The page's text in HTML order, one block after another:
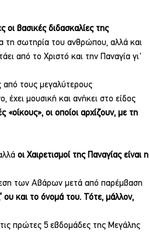
οι βασικές διδασκαλίες της
τη σωτηρία του ανθρώπου, αλλά και
από το Χριστό και την Παναγία γι'
από τους μεγαλύτερους
μουσική και ανήκει στο είδος
«οίκους», οι οποίοι αρχίζουν, με τη
οι Χαιρετισμοί της Παναγίας είναι η
των Αβάρων μετά από παρέμβαση
ου και το όνομά του. Τότε, μάλλον,
τις πρώτες 5 εβδομάδες της Μεγάλης